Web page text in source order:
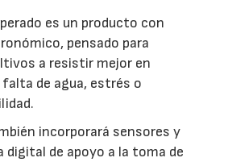
es un producto con
pensado para
a resistir mejor en
de agua, estrés o
incorporará sensores y
digital de apoyo a la toma de